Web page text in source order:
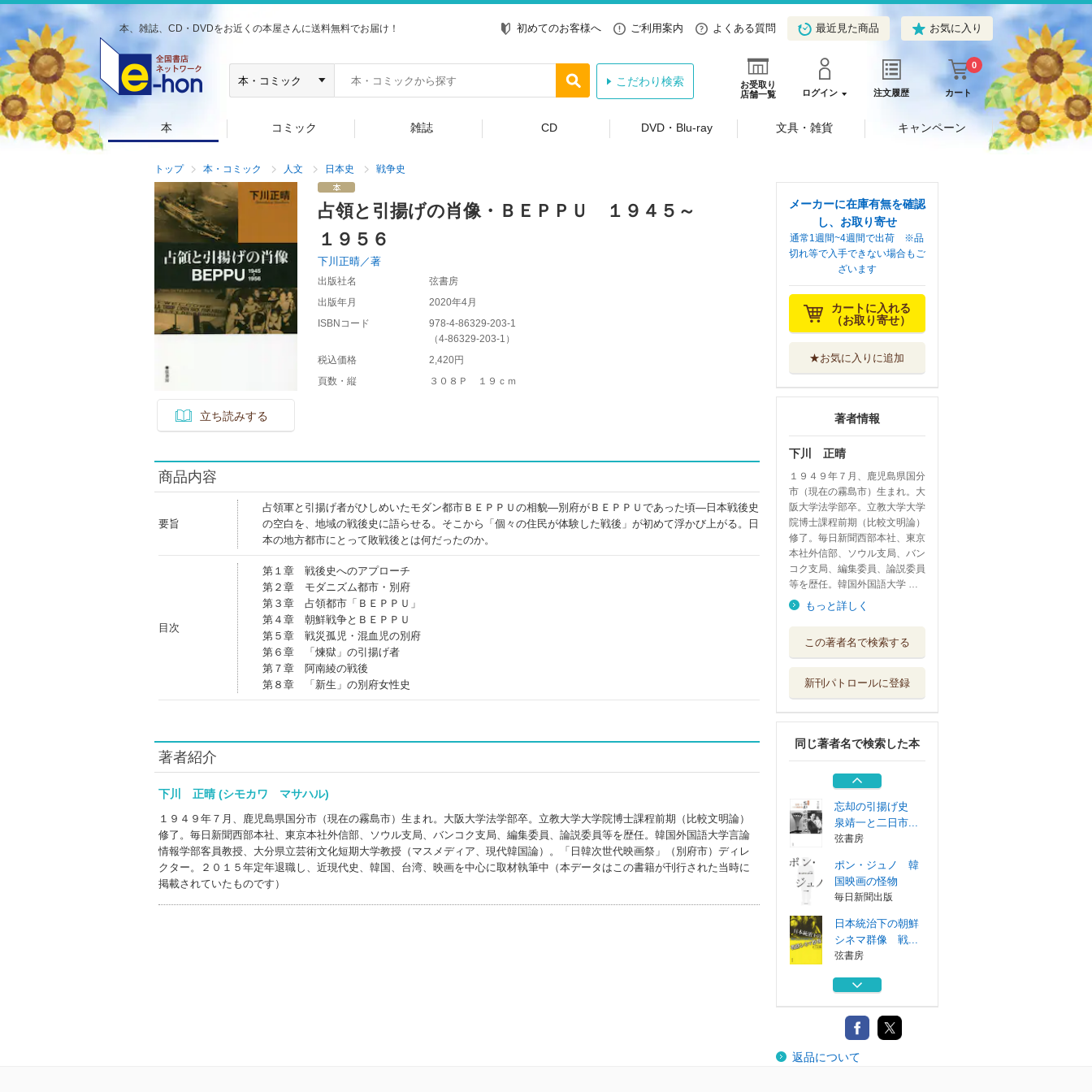
本、雑誌、CD・DVDをお近くの本屋さんに送料無料でお届け！ 初めてのお客様へ ご利用案内 よくある質問 最近見た商品 お気に入り
お受取り
店舗一覧
ログイン 注文履歴 カート
0
こだわり検索
本 コミック 雑誌 CD DVD・Blu-ray 文具・雑貨 キャンペーン
トップ 本・コミック 人文 日本史 戦争史
立ち読みする
占領と引揚げの肖像・ＢＥＰＰＵ １９４５～
１９５６
下川正晴／著
出版社名
弦書房
出版年月
2020年4月
ISBNコード
978-4-86329-203-1
（4-86329-203-1 ）
税込価格
2,420円
頁数・縦
３０８Ｐ １９ｃｍ
商品内容
要旨
占領軍と引揚げ者がひしめいたモダン都市ＢＥＰＰＵの相貌―別府がＢＥＰＰＵであった頃―日本戦後史
の空白を、地域の戦後史に語らせる。そこから「個々の住民が体験した戦後」が初めて浮かび上がる。日
本の地方都市にとって敗戦後とは何だったのか。
目次
第１章 戦後史へのアプローチ
第２章 モダニズム都市・別府
第３章 占領都市「ＢＥＰＰＵ」
第４章 朝鮮戦争とＢＥＰＰＵ
第５章 戦災孤児・混血児の別府
第６章 「煉獄」の引揚げ者
第７章 阿南綾の戦後
第８章 「新生」の別府女性史
著者紹介
下川 正晴 (シモカワ マサハル)
１９４９年７月、鹿児島県国分市（現在の霧島市）生まれ。大阪大学法学部卒。立教大学大学院博士課程前期（比較文明論）
修了。毎日新聞西部本社、東京本社外信部、ソウル支局、バンコク支局、編集委員、論説委員等を歴任。韓国外国語大学言論
情報学部客員教授、大分県立芸術文化短期大学教授（マスメディア、現代韓国論）。「日韓次世代映画祭」（別府市）ディレ
クター。２０１５年定年退職し、近現代史、韓国、台湾、映画を中心に取材執筆中（本データはこの書籍が刊行された当時に
掲載されていたものです）
メーカーに在庫有無を確認
し、お取り寄せ
通常1週間~4週間で出荷 ※品
切れ等で入手できない場合もご
ざいます
カートに入れる
（お取り寄せ）
★お気に入りに追加
著者情報
下川 正晴
１９４９年７月、鹿児島県国分
市（現在の霧島市）生まれ。大
阪大学法学部卒。立教大学大学
院博士課程前期（比較文明論）
修了。毎日新聞西部本社、東京
本社外信部、ソウル支局、バン
コク支局、編集委員、論説委員
等を歴任。韓国外国語大学 …
もっと詳しく
この著者名で検索する
新刊パトロールに登録
同じ著者名で検索した本
国映画の怪物
日本統治下の朝鮮
弦書房
忘却の引揚げ史
泉靖一と二日市...
弦書房
忘却の引揚げ史
泉靖一と二日市...
弦書房
ポン・ジュノ 韓
国映画の怪物
毎日新聞出版
日本統治下の朝鮮
シネマ群像 戦...
弦書房
忘却の引揚げ史
弦書房
忘却の引揚げ史
泉靖一と二日市...
返品について